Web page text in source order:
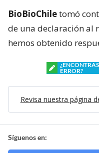
BioBioChiletomó
de una declaración al
hemos obtenido
ERROR?
Revisa nuestra página
Síguenos en: